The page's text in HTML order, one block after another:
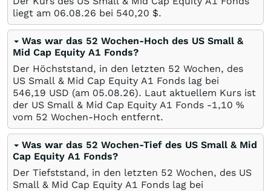
liegt am 06.08.26 bei 540,20 $.
Was war das 52 Wochen-Hoch des US Small &
Mid Cap Equity A1 Fonds?
Der Höchststand, in den letzten 52 Wochen, des
US Small & Mid Cap Equity A1 Fonds lag bei
546,19 USD (am 05.08.26). Laut aktuellem Kurs ist
der US Small & Mid Cap Equity A1 Fonds -1,10 %
vom 52 Wochen-Hoch entfernt.
Was war das 52 Wochen-Tief des US Small & Mid
Cap Equity A1 Fonds?
Der Tiefststand, in den letzten 52 Wochen, des US
Small & Mid Cap Equity A1 Fonds lag bei